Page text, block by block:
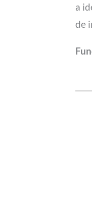
a
de